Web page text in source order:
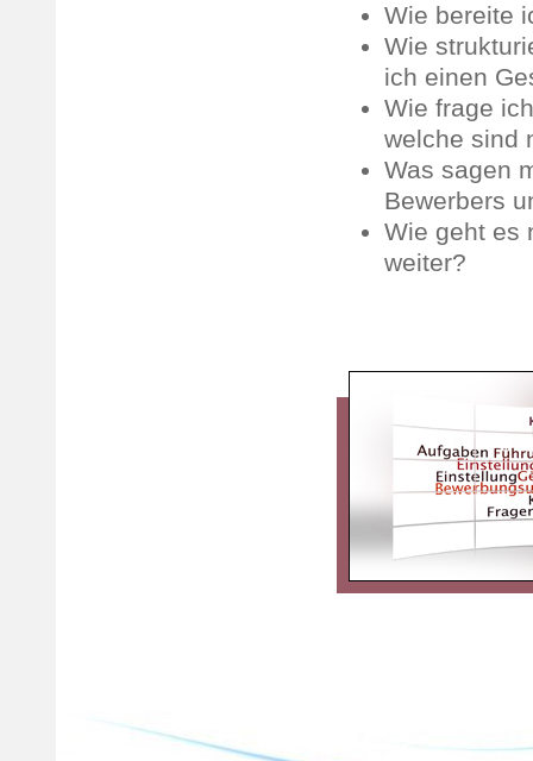
Wie bereite
Wie
ich einen
Wie frage
welche sind
Was sagen
Bewerbers
Wie geht es
weiter?